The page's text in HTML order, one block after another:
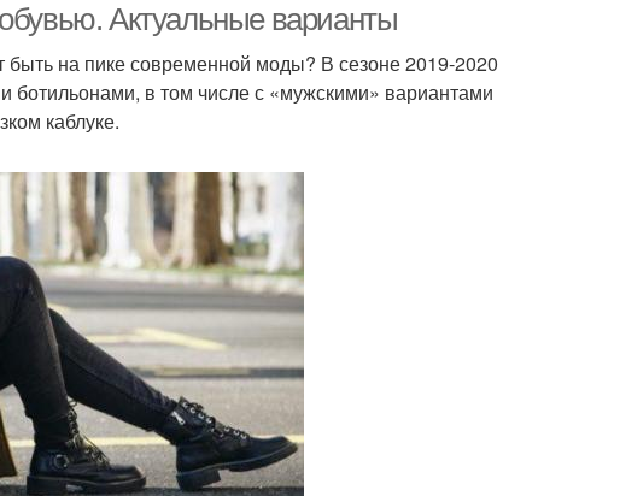
Актуальные варианты
быть на пике современной моды? В сезоне 2019-2020
ботильонами, в том числе с «мужскими» вариантами
каблуке.